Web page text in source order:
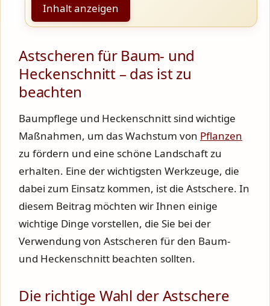
Inhalt anzeigen
Astscheren für Baum- und
Heckenschnitt – das ist zu
beachten
Baumpflege und Heckenschnitt sind wichtige
Maßnahmen, um das Wachstum von Pflanzen
zu fördern und eine schöne Landschaft zu
erhalten. Eine der wichtigsten Werkzeuge, die
dabei zum Einsatz kommen, ist die Astschere. In
diesem Beitrag möchten wir Ihnen einige
wichtige Dinge vorstellen, die Sie bei der
Verwendung von Astscheren für den Baum-
und Heckenschnitt beachten sollten.
Die richtige Wahl der Astschere